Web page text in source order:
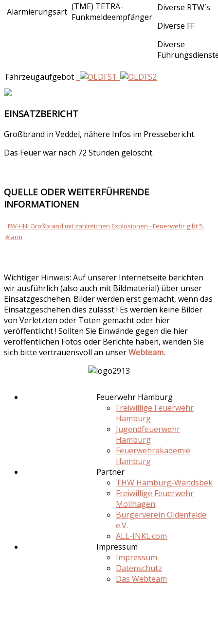
Alarmierungsart (TME) TETRA-
Funkmeldeempfänger
Diverse RTW´s
Diverse FF
Diverse
Fahrzeugaufgebot
EINSATZBERICHT
Großbrand in Veddel, nähere Infos im Pressebericht.
Das Feuer war nach 72 Stunden gelöscht.
QUELLE ODER WEITERFÜHRENDE
INFORMATIONEN
FW-HH: Großbrand mit zahlreichen Explosionen - Feuerwehr gibt 5.
Alarm
Wichtiger Hinweis: Auf unserer Internetseite berichten
wir ausführlich (also auch mit Bildmaterial) über unser
Einsatzgeschehen. Bilder werden erst gemacht, wenn das
Einsatzgeschehen dies zulässt ! Es werden keine Bilder
von Verletzten oder Toten gemacht oder hier
veröffentlicht ! Sollten Sie Einwände gegen die hier
veröffentlichen Fotos oder Berichte haben, wenden Sie
sich bitte vertrauensvoll an unserWebteam.
Feuerwehr Hamburg
Freiwillige Feuerwehr
Hamburg
Jugendfeuerwehr
Hamburg
Feuerwehrakademie
Hamburg
Partner
THW Hamburg-Wandsbek
Freiwillige Feuerwehr
Mollhagen
Bürgerverein Oldenfelde
e.V.
ALL-INKL.com
Impressum
Impressum
Datenschutz
Das Webteam